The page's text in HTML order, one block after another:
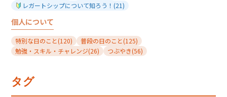
レガートシップについて知ろう！ (21)
個人について
特別な日のこと(120) 普段の日のこと(125)
勉強・スキル・チャレンジ(26) つぶやき(56)
タグ